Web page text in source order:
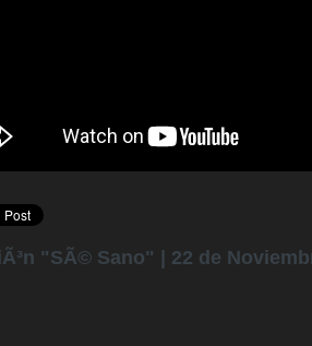
"SÃ© Sano" | 22 de